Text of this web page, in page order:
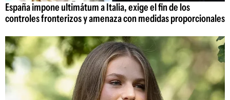
España impone ultimátum a Italia, exige el fin de los
controles fronterizos y amenaza con medidas proporcionales